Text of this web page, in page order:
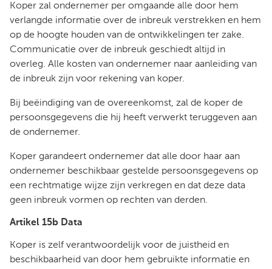
Koper zal ondernemer per omgaande alle door hem
verlangde informatie over de inbreuk verstrekken en hem
op de hoogte houden van de ontwikkelingen ter zake.
Communicatie over de inbreuk geschiedt altijd in
overleg. Alle kosten van ondernemer naar aanleiding van
de inbreuk zijn voor rekening van koper.
Bij beëindiging van de overeenkomst, zal de koper de
persoonsgegevens die hij heeft verwerkt teruggeven aan
de ondernemer.
Koper garandeert ondernemer dat alle door haar aan
ondernemer beschikbaar gestelde persoonsgegevens op
een rechtmatige wijze zijn verkregen en dat deze data
geen inbreuk vormen op rechten van derden.
Artikel 15b Data
Koper is zelf verantwoordelijk voor de juistheid en
beschikbaarheid van door hem gebruikte informatie en